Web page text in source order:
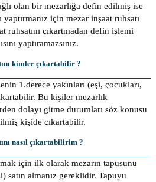
olan bir mezarlığa defin edilmiş ise
yaptırmanız için mezar inşaat ruhsatı
ruhsatını çıkartmadan defin işlemi
yaptıramazsınız.
kimler çıkartabilir ?
1.derece yakınları (eşi, çocukları,
Bu kişiler mezarlık
dolayı gitme durumları söz konusu
kişide çıkartabilir.
nasıl çıkartabilirim ?
için ilk olarak mezarın tapusunu
satın almanız gereklidir. Tapuyu